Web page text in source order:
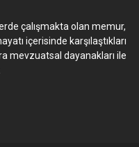
çalışmakta olan memur,
içerisinde karşılaştıkları
mevzuatsal dayanakları ile